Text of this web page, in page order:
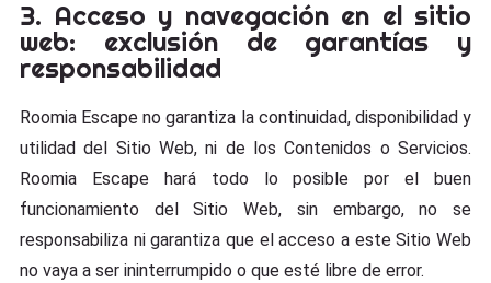
3. Acceso y navegación en el sitio
web: exclusión de garantías y
responsabilidad
Roomia Escape no garantiza la continuidad, disponibilidad y
utilidad del Sitio Web, ni de los Contenidos o Servicios.
Roomia Escape hará todo lo posible por el buen
funcionamiento del Sitio Web, sin embargo, no se
responsabiliza ni garantiza que el acceso a este Sitio Web
no vaya a ser ininterrumpido o que esté libre de error.